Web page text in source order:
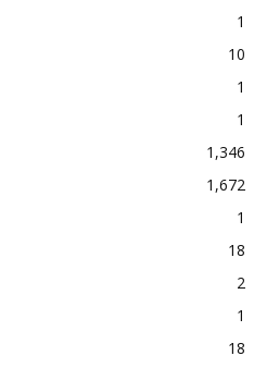
1
10
1
1
1,346
1,672
1
18
2
1
18